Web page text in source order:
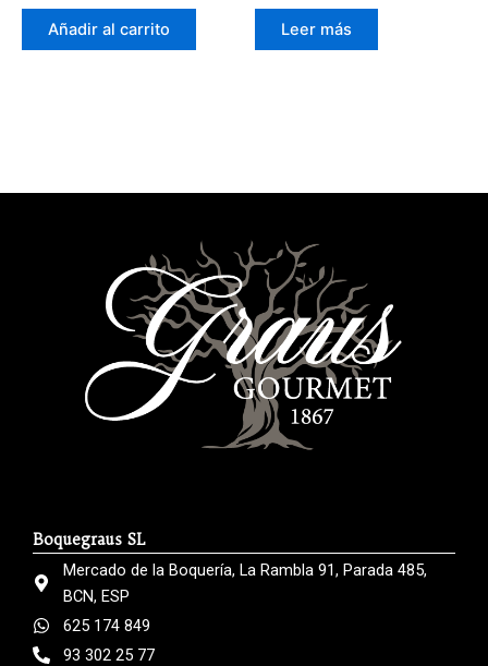
Añadir al carrito Leer más
Boquegraus SL
Mercado de la Boquería, La Rambla 91, Parada 485,
BCN, ESP
625 174 849
93 302 25 77